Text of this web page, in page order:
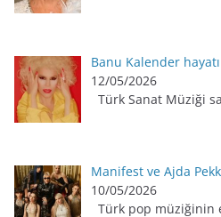
Banu Kalender
12/05/2026
Türk Sanat Müziği
Manifest ve Ajda
10/05/2026
Türk pop müziğinin